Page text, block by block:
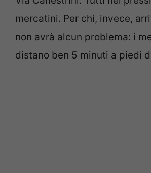
mercatini. Per chi, invece,
non avrà alcun problema: i
distano ben 5 minuti a piedi